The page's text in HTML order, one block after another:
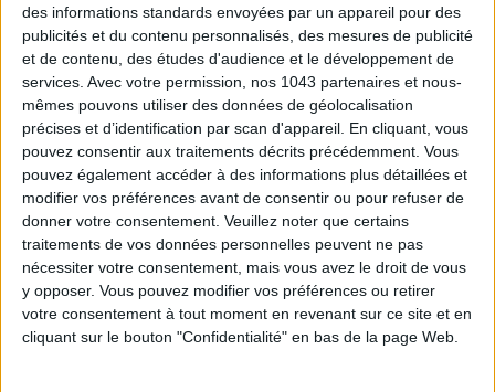
des informations standards envoyées par un appareil pour des
publicités et du contenu personnalisés, des mesures de publicité
et de contenu, des études d'audience et le développement de
services. Avec votre permission, nos 1043 partenaires et nous-
mêmes pouvons utiliser des données de géolocalisation
précises et d’identification par scan d'appareil. En cliquant, vous
pouvez consentir aux traitements décrits précédemment. Vous
pouvez également accéder à des informations plus détaillées et
modifier vos préférences avant de consentir ou pour refuser de
donner votre consentement. Veuillez noter que certains
traitements de vos données personnelles peuvent ne pas
nécessiter votre consentement, mais vous avez le droit de vous
y opposer. Vous pouvez modifier vos préférences ou retirer
votre consentement à tout moment en revenant sur ce site et en
cliquant sur le bouton "Confidentialité" en bas de la page Web.
S'INSCRIRE